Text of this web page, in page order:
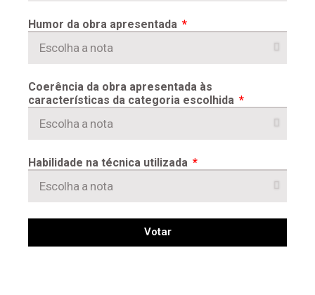
Humor da obra apresentada
Coerência da obra apresentada às
características da categoria escolhida
Habilidade na técnica utilizada
Votar